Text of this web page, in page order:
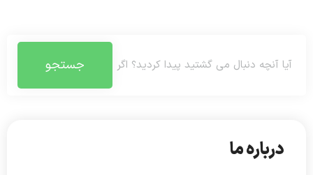
جستجو
درباره ما